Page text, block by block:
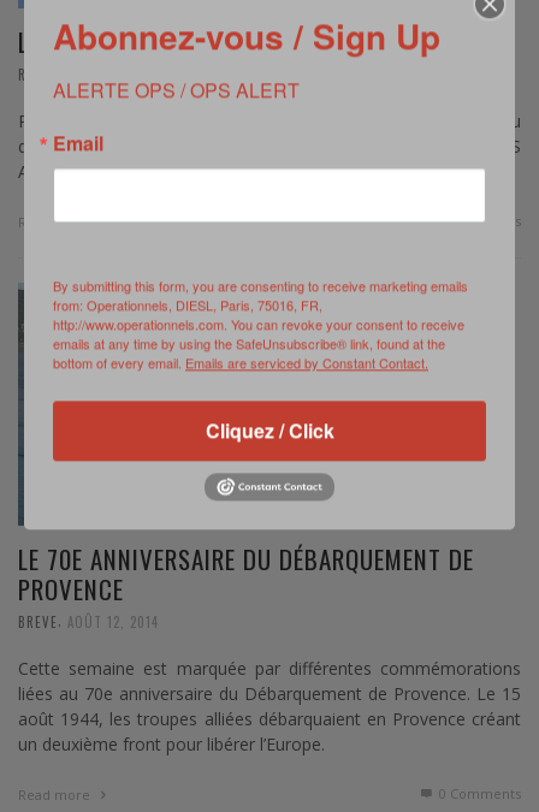
L’US AIR FORCE À L’HEURE DU D DAY
REPORTAGE
Par Frederic Lert – A l’occasion du 80ème anniversaire du
débarquement du 6 juin 1944, une douzaine de C-130J de l’US
Air Force ont fait …
Read more 0 Comments
LE 70E ANNIVERSAIRE DU DÉBARQUEMENT DE
PROVENCE
BREVE AOÛT 12, 2014
Cette semaine est marquée par différentes commémorations
liées au 70e anniversaire du Débarquement de Provence. Le 15
août 1944, les troupes alliées débarquaient en Provence créant
un deuxième front pour libérer l’Europe.
Read more 0 Comments
Abonnez-vous / Sign Up
ALERTE OPS / OPS ALERT
Email
By submitting this form, you are consenting to receive marketing emails
from: Operationnels, DIESL, Paris, 75016, FR,
http://www.operationnels.com. You can revoke your consent to receive
emails at any time by using the SafeUnsubscribe® link, found at the
bottom of every email. Emails are serviced by Constant Contact.
Cliquez / Click